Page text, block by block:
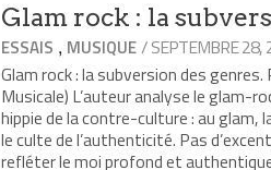
Glam rock : la
ESSAIS , MUSIQUE/ SEPTEMBRE 28,
Glam rock : la subversion des
Musicale) L’auteur analyse le glam-
hippie de la contre-culture : au
le culte de l’authenticité. Pas
refléter le moi profond et